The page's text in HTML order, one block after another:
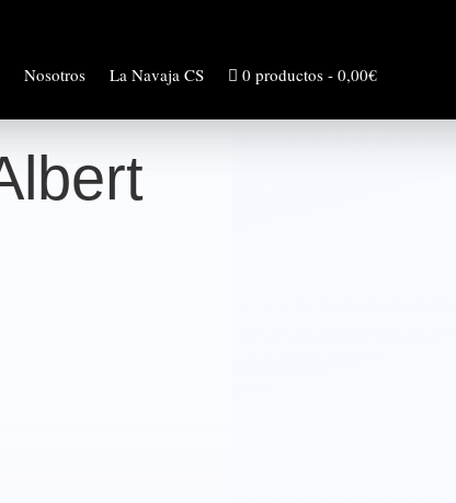
Nosotros La Navaja CS 0 productos 0,00€